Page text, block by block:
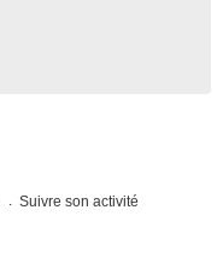
Suivre son activité